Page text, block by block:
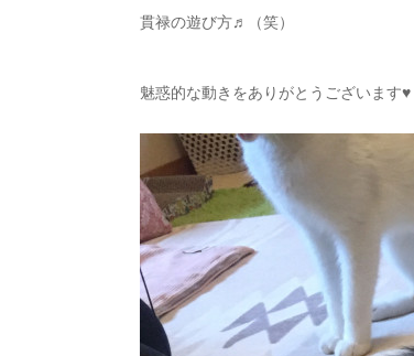
貫禄の遊び方♬（笑）
魅惑的な動きをありがとうございます♥